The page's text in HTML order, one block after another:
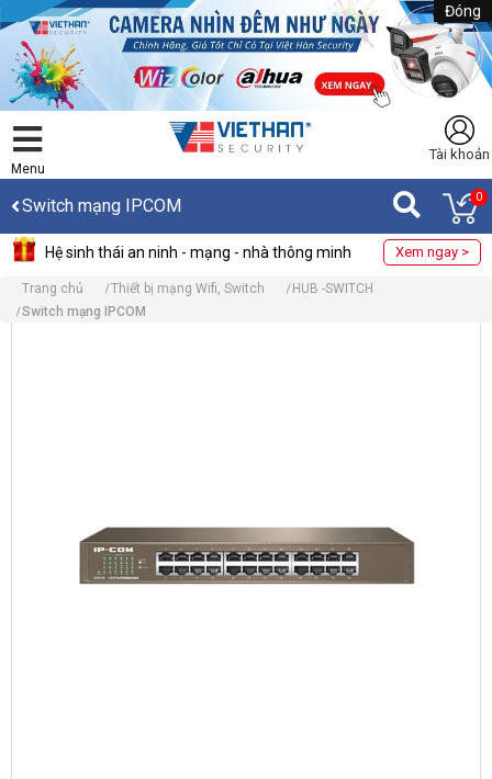
Đóng
Menu
Tài khoản
Switch mạng IPCOM 0
Hệ sinh thái an ninh - mạng - nhà thông minh Xem ngay >
Trang chủ Thiết bị mạng Wifi, Switch
HUB -SWITCH
Switch mạng IPCOM